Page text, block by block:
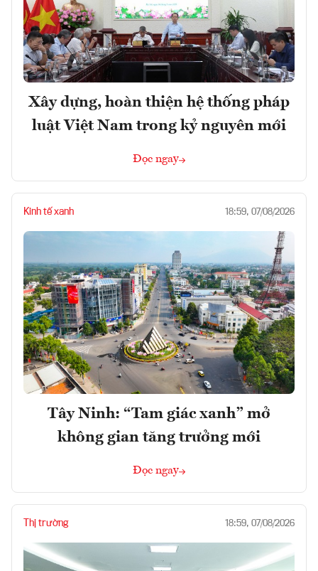
Xây dựng, hoàn thiện hệ thống pháp
luật Việt Nam trong kỷ nguyên mới
Đọc ngay
Kinh tế xanh 18:59, 07/08/2026
Tây Ninh: “Tam giác xanh” mở
không gian tăng trưởng mới
Đọc ngay
Thị trường 18:59, 07/08/2026